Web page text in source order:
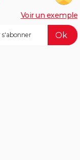
Voir un exemple